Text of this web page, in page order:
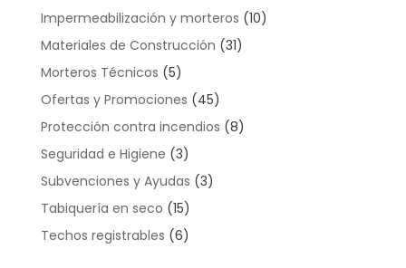
Impermeabilización y morteros (10)
Materiales de Construcción (31)
Morteros Técnicos (5)
Ofertas y Promociones (45)
Protección contra incendios (8)
Seguridad e Higiene (3)
Subvenciones y Ayudas (3)
Tabiquería en seco (15)
Techos registrables (6)